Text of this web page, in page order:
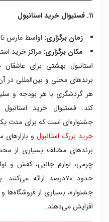
۱۱. فستیوال خرید استانبول
زمان برگزاری: اواسط مارس تا
مکان برگزاری: مراکز خرید
استانبول بهشتی برای
برندهای محلی و بین‌المللی
هر گردشگری با هر بودجه و
جشنواره‌ای است که برای مدت یک
خرید بزرگ استانبول و
برندهای مختلف بسیاری از
چرمی، لوازم جانبی، کفش و
حدود ۷۰‌درصد ارائه
جشنواره، بسیاری از فروشگاه‌ها
افزایش می‌دهند.